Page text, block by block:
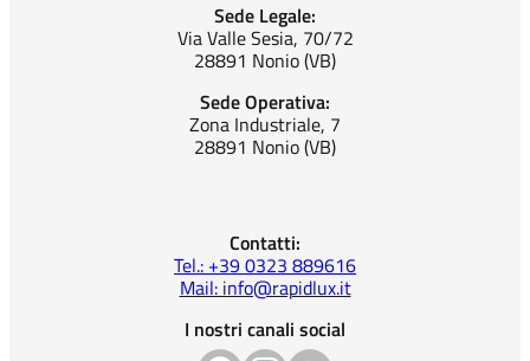
Sede Legale:
Via Valle Sesia, 70/72
28891 Nonio (VB)
Sede Operativa:
Zona Industriale, 7
28891 Nonio (VB)
Contatti:
Tel.: +39 0323 889616
Mail: info@rapidlux.it
I nostri canali social